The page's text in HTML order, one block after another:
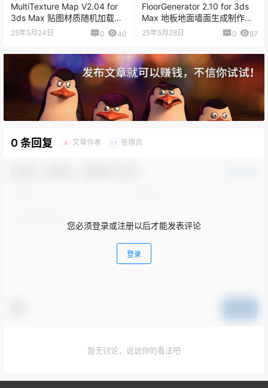
MultiTexture Map V2.04 for
3ds Max 贴图材质随机加载插
件
25年5月24日 0 40
FloorGenerator 2.10 for 3ds
Max 地板地面墙面生成制作插
件
25年5月28日 0 87
0 条回复 A 文章作者 M 管理员
您必须登录或注册以后才能发表评论
登录
暂无讨论，说说你的看法吧